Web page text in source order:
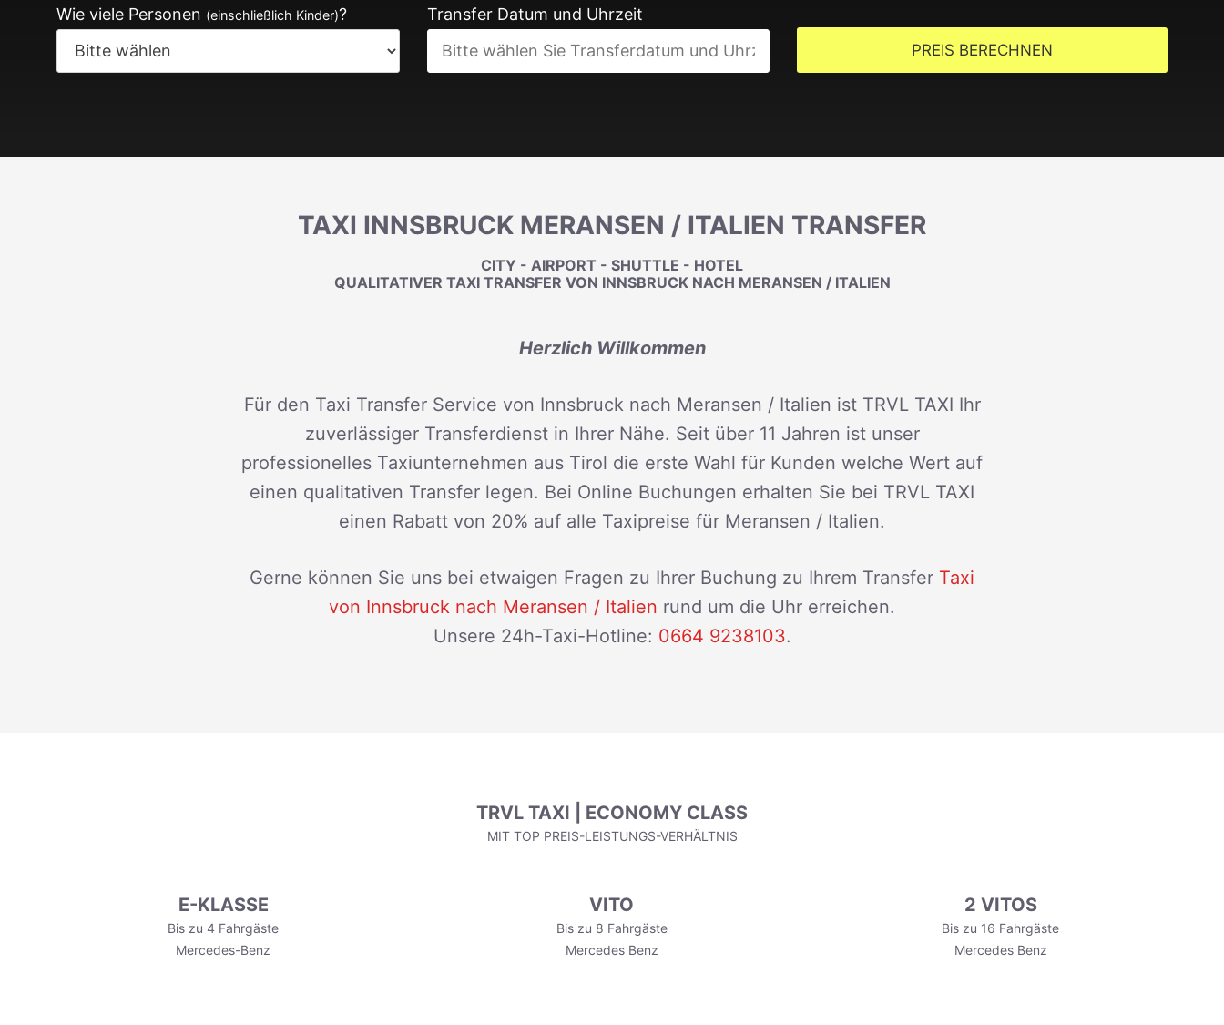
Wie viele Personen (einschließlich Kinder)? Transfer Datum und Uhrzeit
PREIS BERECHNEN
TAXI INNSBRUCK MERANSEN / ITALIEN TRANSFER
CITY - AIRPORT - SHUTTLE - HOTEL
QUALITATIVER TAXI TRANSFER VON INNSBRUCK NACH MERANSEN / ITALIEN
Herzlich Willkommen
Für den Taxi Transfer Service von Innsbruck nach Meransen / Italien ist TRVL TAXI Ihr
zuverlässiger Transferdienst in Ihrer Nähe. Seit über 11 Jahren ist unser
professionelles Taxiunternehmen aus Tirol die erste Wahl für Kunden welche Wert auf
einen qualitativen Transfer legen. Bei Online Buchungen erhalten Sie bei TRVL TAXI
einen Rabatt von 20% auf alle Taxipreise für Meransen / Italien.
Gerne können Sie uns bei etwaigen Fragen zu Ihrer Buchung zu Ihrem Transfer Taxi
von Innsbruck nach Meransen / Italien rund um die Uhr erreichen.
Unsere 24h-Taxi-Hotline: 0664 9238103.
TRVL TAXI | ECONOMY CLASS
MIT TOP PREIS-LEISTUNGS-VERHÄLTNIS
E-KLASSE
Bis zu 4 Fahrgäste
Mercedes-Benz
VITO
Bis zu 8 Fahrgäste
Mercedes Benz
2 VITOS
Bis zu 16 Fahrgäste
Mercedes Benz